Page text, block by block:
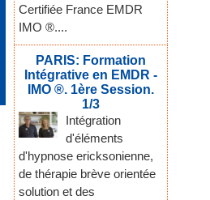
Certifiée France EMDR
IMO ®....
PARIS: Formation
Intégrative en EMDR -
IMO ®. 1ère Session.
1/3
Intégration
d'éléments
d'hypnose ericksonienne,
de thérapie brève orientée
solution et des